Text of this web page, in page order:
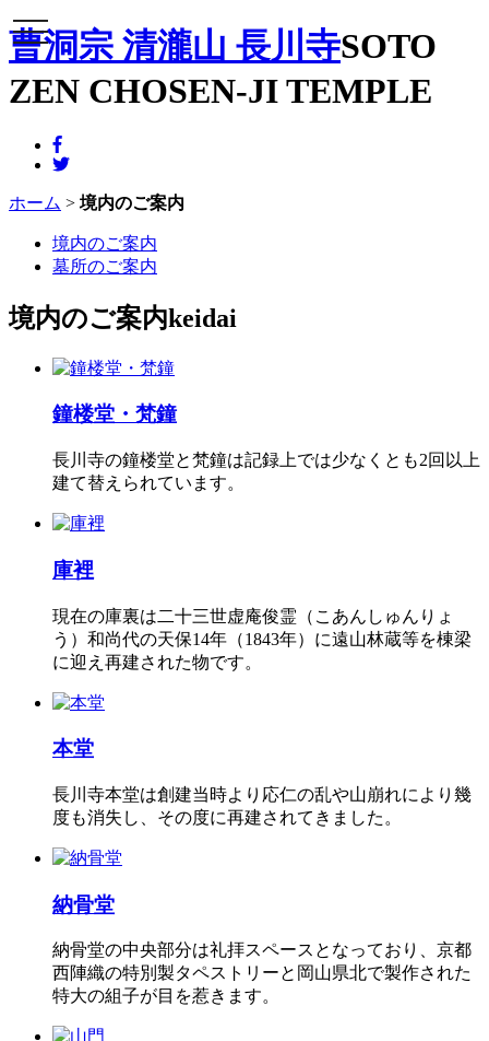
曹洞宗 清瀧山 長川寺SOTO
ZEN CHOSEN-JI TEMPLE
メニュー
ホーム > 境内のご案内
境内のご案内
墓所のご案内
境内のご案内keidai
鐘楼堂・梵鐘
長川寺の鐘楼堂と梵鐘は記録上では少なくとも2回以上
建て替えられています。
庫裡
現在の庫裏は二十三世虚庵俊霊（こあんしゅんりょ
う）和尚代の天保14年（1843年）に遠山林蔵等を棟梁
に迎え再建された物です。
本堂
長川寺本堂は創建当時より応仁の乱や山崩れにより幾
度も消失し、その度に再建されてきました。
納骨堂
納骨堂の中央部分は礼拝スペースとなっており、京都
西陣織の特別製タペストリーと岡山県北で製作された
特大の組子が目を惹きます。